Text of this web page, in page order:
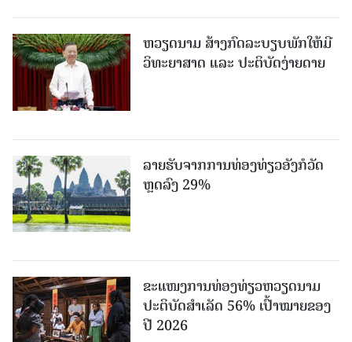
ຫວຽດນາມ ສ້າງກົດລະບຽບພັກໃຫ້ມີ
ວິທະຍາສາດ ແລະ ປະຕິບັດງ່າຍດາຍ
ລາຍຮັບຈາກການທ່ອງທ່ຽວອັງກໍວັດ
ຫຼດລົງ 29%
ຂະ​ແໜງ​ການ​ທ່ອງ​ທ່ຽວຫວຽດນາມ ​
ປະ​ຕິ​ບັດ​ສຳ​ເລັດ 56% ເປົ້າ​ໝາຍຂອງ
ປີ 2026